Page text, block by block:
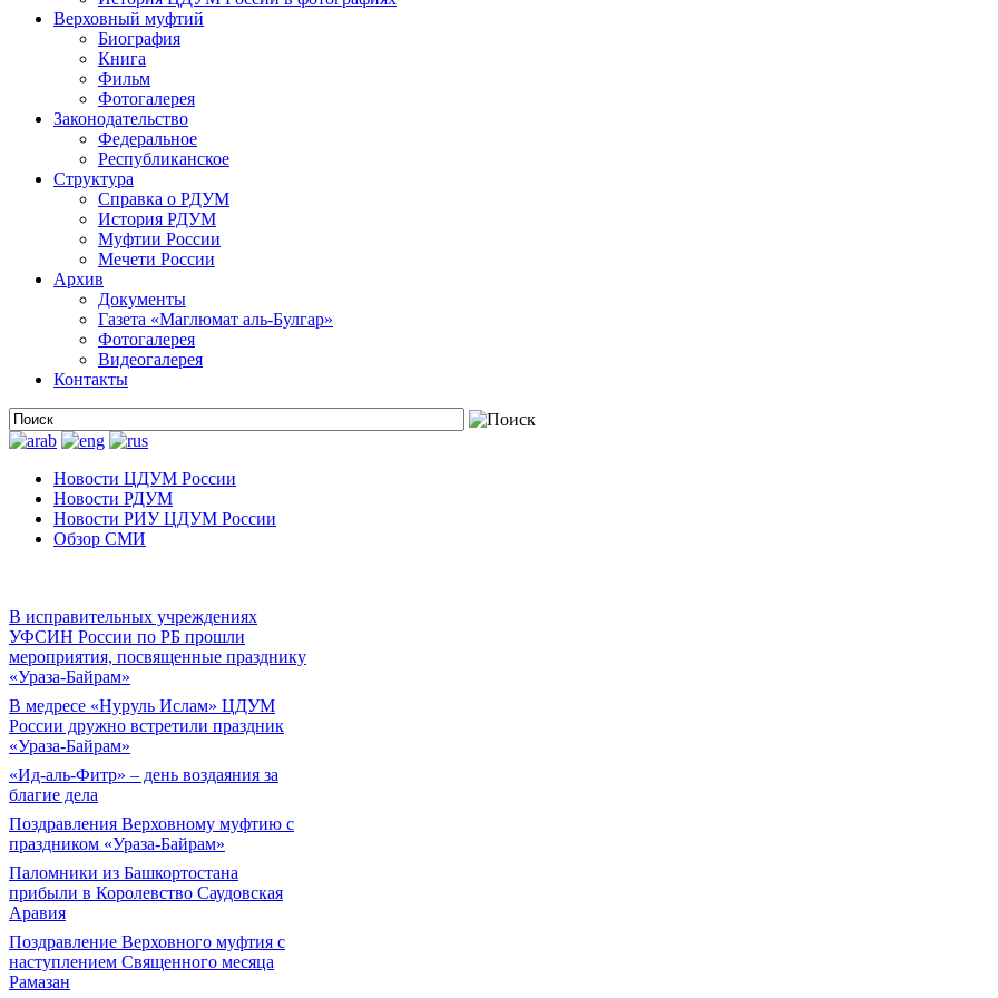
Верховный муфтий
Биография
Книга
Фильм
Фотогалерея
Законодательство
Федеральное
Республиканское
Структура
Справка о РДУМ
История РДУМ
Муфтии России
Мечети России
Архив
Документы
Газета «Маглюмат аль-Булгар»
Фотогалерея
Видеогалерея
Контакты
Новости ЦДУМ России
Новости РДУМ
Новости РИУ ЦДУМ России
Обзор СМИ
В исправительных учреждениях
УФСИН России по РБ прошли
мероприятия, посвященные празднику
«Ураза-Байрам»
В медресе «Нуруль Ислам» ЦДУМ
России дружно встретили праздник
«Ураза-Байрам»
«Ид-аль-Фитр» – день воздаяния за
благие дела
Поздравления Верховному муфтию с
праздником «Ураза-Байрам»
Паломники из Башкортостана
прибыли в Королевство Саудовская
Аравия
Поздравление Верховного муфтия с
наступлением Священного месяца
Рамазан